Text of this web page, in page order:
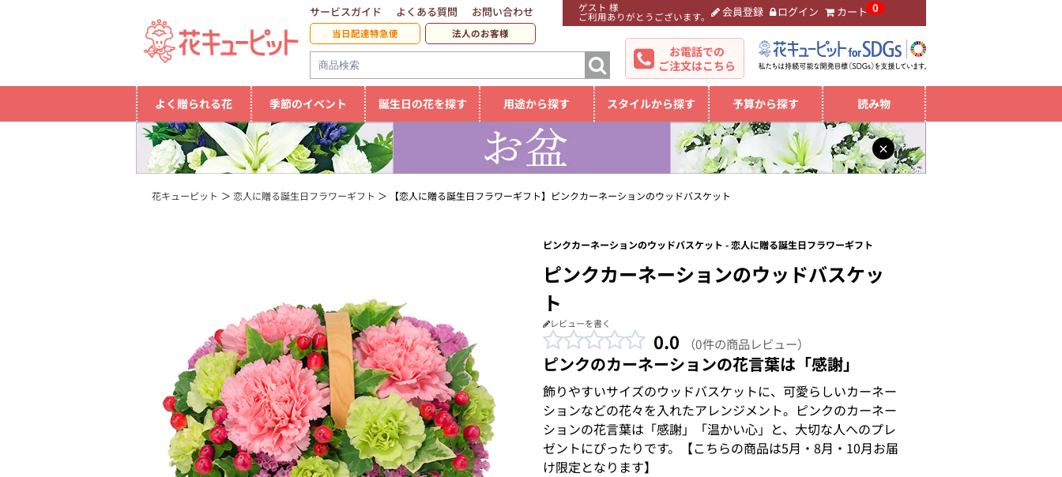
ゲスト 様
ご利用ありがとうございます。 会員登録 ログイン カート 0
サービスガイド よくある質問 お問い合わせ
当日配達特急便 法人のお客様
お電話での
ご注文はこちら
よく贈られる花 季節のイベント 誕生日の花を探す 用途から探す スタイルから探す 予算から探す 読み物
×
花キューピット 恋人に贈る誕生日フラワーギフト 【恋人に贈る誕生日フラワーギフト】ピンクカーネーションのウッドバスケット
ピンクカーネーションのウッドバスケット - 恋人に贈る誕生日フラワーギフト
ピンクカーネーションのウッドバスケッ
ト
レビューを書く
0.0 （0件の商品レビュー）
ピンクのカーネーションの花言葉は「感謝」
飾りやすいサイズのウッドバスケットに、可愛らしいカーネー
ションなどの花々を入れたアレンジメント。ピンクのカーネー
ションの花言葉は「感謝」「温かい心」と、大切な人へのプレ
ゼントにぴったりです。【こちらの商品は5月・8月・10月お届
け限定となります】